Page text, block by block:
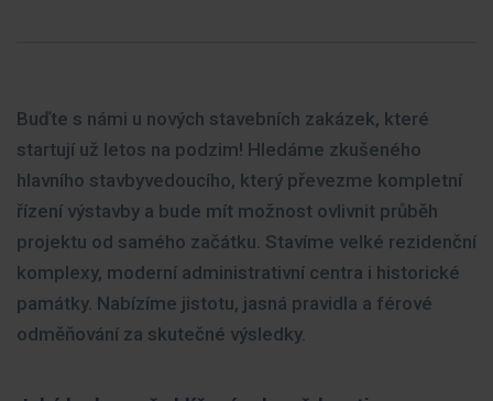
Buďte s námi u nových stavebních zakázek, které
startují už letos na podzim! Hledáme zkušeného
hlavního stavbyvedoucího, který převezme kompletní
řízení výstavby a bude mít možnost ovlivnit průběh
projektu od samého začátku. Stavíme velké rezidenční
komplexy, moderní administrativní centra i historické
památky. Nabízíme jistotu, jasná pravidla a férové
odměňování za skutečné výsledky.